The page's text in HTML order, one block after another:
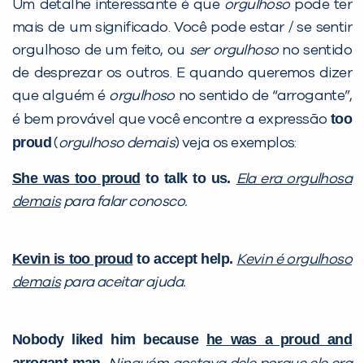
Um detalhe interessante é que orgulhosopode ter
mais de um significado. Você pode estar / se sentir
orgulhoso de um feito, ou ser orgulhosono sentido
de desprezar os outros. E quando queremos dizer
que alguém é orgulhosono sentido de “arrogante”,
é bem provável que você encontre a expressão too
proud(orgulhoso demais) veja os exemplos:
She was too proud to talk to us. Ela era orgulhosa
demaispara falar conosco.
Kevin is too proud to accept help. Kevin é orgulhoso
demaispara aceitar ajuda.
Nobody liked him because he was a proud and